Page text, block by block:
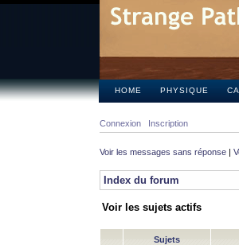
HOME PHYSIQUE
Connexion Inscription
Voir les messages sans réponse |
Index du forum
Voir les sujets actifs
Sujets